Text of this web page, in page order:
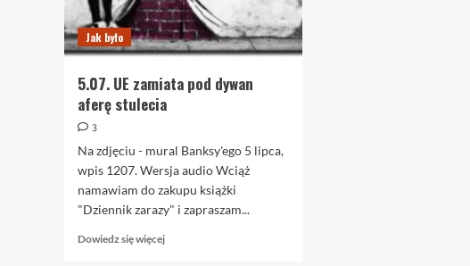
Jak było
5.07. UE zamiata pod dywan
aferę stulecia
3
Na zdjęciu - mural Banksy'ego 5 lipca,
wpis 1207. Wersja audio Wciąż
namawiam do zakupu książki
"Dziennik zarazy" i zapraszam...
Dowiedz się więcejDowiedz